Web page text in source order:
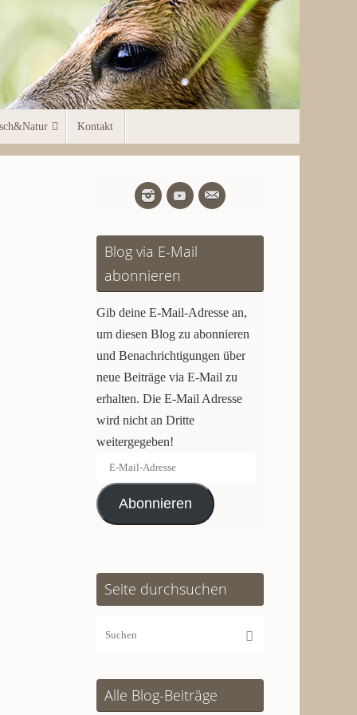
Kontakt
Blog via E-Mail
abonnieren
Gib deine E-Mail-Adresse an,
um diesen Blog zu abonnieren
und Benachrichtigungen über
neue Beiträge via E-Mail zu
erhalten. Die E-Mail Adresse
wird nicht an Dritte
weitergegeben!
Mail-
AdresseAbonnieren
Seite durchsuchen
Suchen
Alle Blog-Beiträge